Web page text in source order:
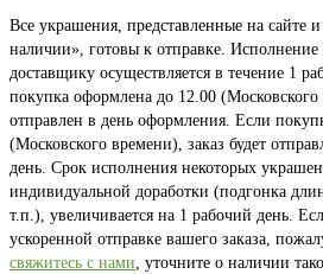
Все украшения, представленные на сайте
наличии», готовы к отправке. Исполнение
доставщику осуществляется в течение 1
покупка оформлена до 12.00 (Московского
отправлен в день оформления. Если
(Московского времени), заказ будет
день. Срок исполнения некоторых
индивидуальной доработки (подгонка
т.п.), увеличивается на 1 рабочий день.
ускоренной отправке вашего заказа,
свяжитесь с нами, уточните о наличии